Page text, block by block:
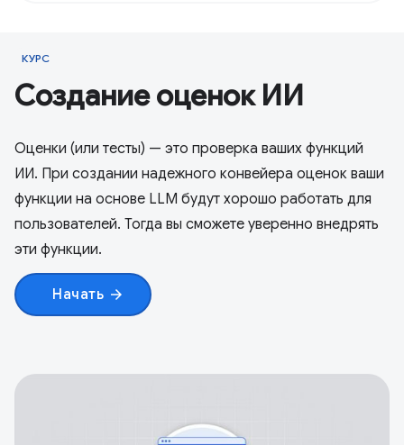
КУРС
Создание оценок ИИ
Оценки (или тесты) — это проверка ваших функций
ИИ. При создании надежного конвейера оценок ваши
функции на основе LLM будут хорошо работать для
пользователей. Тогда вы сможете уверенно внедрять
эти функции.
Начать arrow_forward